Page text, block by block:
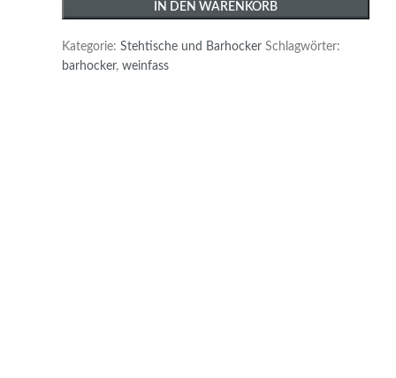
IN DEN WARENKORB
Kategorie: Stehtische und Barhocker Schlagwörter:
barhocker, weinfass